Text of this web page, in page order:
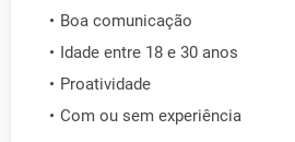
Boa comunicação
Idade entre 18 e 30 anos
Proatividade
Com ou sem experiência